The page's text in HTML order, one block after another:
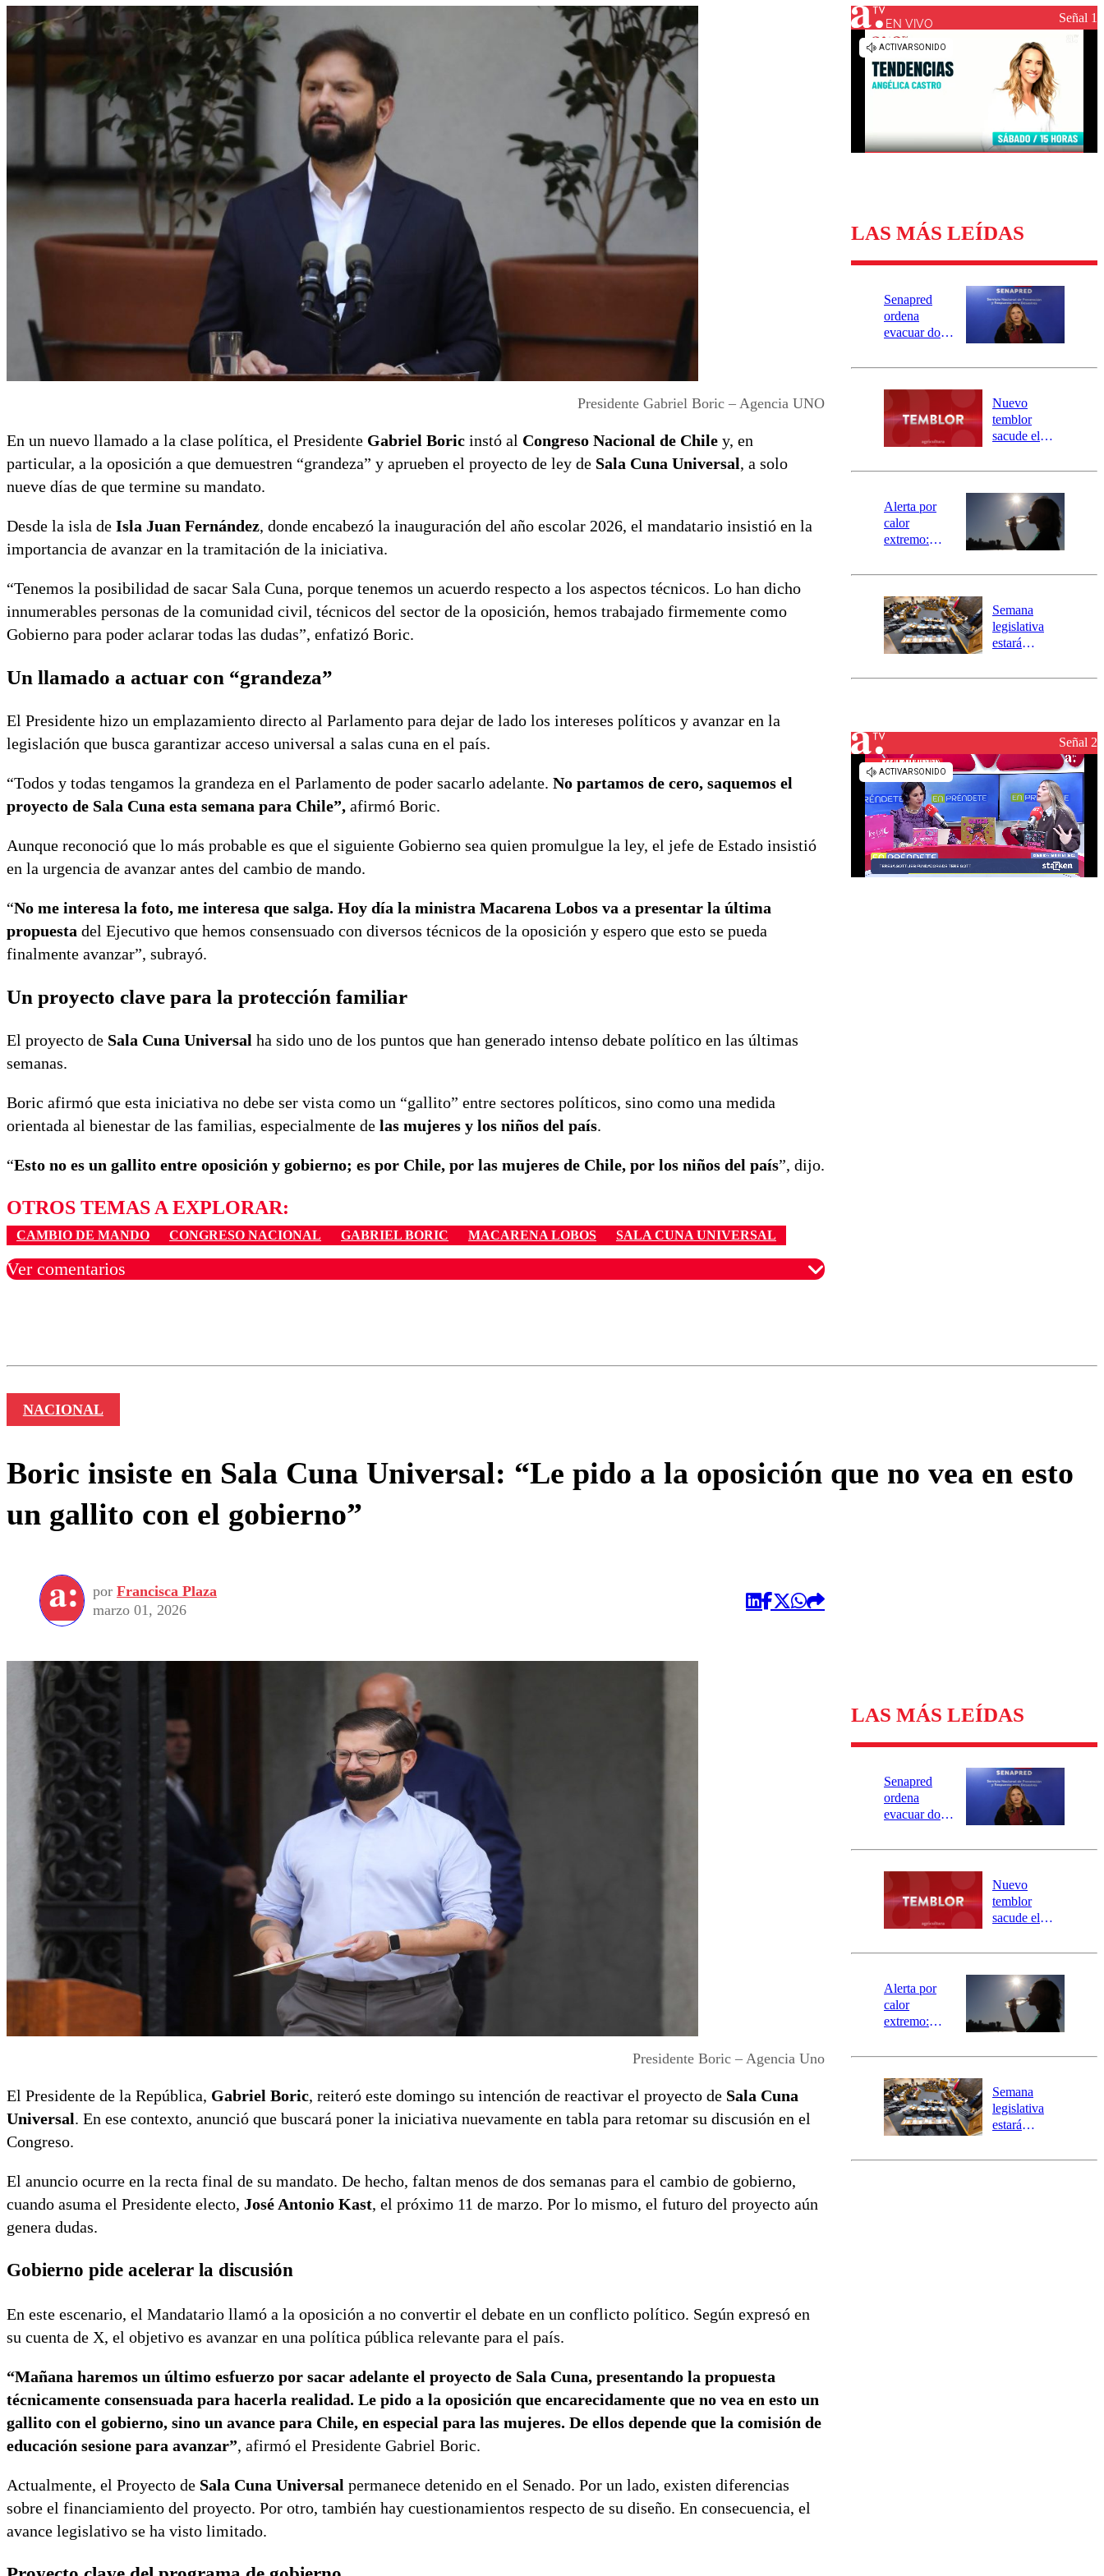
Universidad de Chile
Sustentabilidad
Presidente Gabriel Boric – Agencia UNO
En un nuevo llamado a la clase política, el Presidente Gabriel Boric instó al Congreso Nacional de Chile y, en
particular, a la oposición a que demuestren “grandeza” y aprueben el proyecto de ley de Sala Cuna Universal, a solo
nueve días de que termine su mandato.
Desde la isla de Isla Juan Fernández, donde encabezó la inauguración del año escolar 2026, el mandatario insistió en la
importancia de avanzar en la tramitación de la iniciativa.
“Tenemos la posibilidad de sacar Sala Cuna, porque tenemos un acuerdo respecto a los aspectos técnicos. Lo han dicho
innumerables personas de la comunidad civil, técnicos del sector de la oposición, hemos trabajado firmemente como
Gobierno para poder aclarar todas las dudas”, enfatizó Boric.
Un llamado a actuar con “grandeza”
El Presidente hizo un emplazamiento directo al Parlamento para dejar de lado los intereses políticos y avanzar en la
legislación que busca garantizar acceso universal a salas cuna en el país.
“Todos y todas tengamos la grandeza en el Parlamento de poder sacarlo adelante. No partamos de cero, saquemos el
proyecto de Sala Cuna esta semana para Chile”, afirmó Boric.
Aunque reconoció que lo más probable es que el siguiente Gobierno sea quien promulgue la ley, el jefe de Estado insistió
en la urgencia de avanzar antes del cambio de mando.
“No me interesa la foto, me interesa que salga. Hoy día la ministra Macarena Lobos va a presentar la última
propuesta del Ejecutivo que hemos consensuado con diversos técnicos de la oposición y espero que esto se pueda
finalmente avanzar”, subrayó.
Un proyecto clave para la protección familiar
El proyecto de Sala Cuna Universal ha sido uno de los puntos que han generado intenso debate político en las últimas
semanas.
Boric afirmó que esta iniciativa no debe ser vista como un “gallito” entre sectores políticos, sino como una medida
orientada al bienestar de las familias, especialmente de las mujeres y los niños del país.
“Esto no es un gallito entre oposición y gobierno; es por Chile, por las mujeres de Chile, por los niños del país”, dijo.
OTROS TEMAS A EXPLORAR:
CAMBIO DE MANDO CONGRESO NACIONAL GABRIEL BORIC MACARENA LOBOS SALA CUNA UNIVERSAL
Ver comentarios
EN VIVO Señal 1
LAS MÁS LEÍDAS
Senapred
ordena
evacuar dos
Carahue por
río Damas:
activa
mensajería
SAE
Nuevo
temblor
sacude el
revisa la
epicentro
Alerta por
calor
extremo:
activa Alerta
Preventiva en
tres comunas
Semana
legislativa
estará
el fin de la
reconstrucciónSeñal 2
NACIONAL
Boric insiste en Sala Cuna Universal: “Le pido a la oposición que no vea en esto
un gallito con el gobierno”
por Francisca Plaza
marzo 01, 2026
Presidente Boric – Agencia Uno
El Presidente de la República, Gabriel Boric, reiteró este domingo su intención de reactivar el proyecto de Sala Cuna
Universal. En ese contexto, anunció que buscará poner la iniciativa nuevamente en tabla para retomar su discusión en el
Congreso.
El anuncio ocurre en la recta final de su mandato. De hecho, faltan menos de dos semanas para el cambio de gobierno,
cuando asuma el Presidente electo, José Antonio Kast, el próximo 11 de marzo. Por lo mismo, el futuro del proyecto aún
genera dudas.
Gobierno pide acelerar la discusión
En este escenario, el Mandatario llamó a la oposición a no convertir el debate en un conflicto político. Según expresó en
su cuenta de X, el objetivo es avanzar en una política pública relevante para el país.
“Mañana haremos un último esfuerzo por sacar adelante el proyecto de Sala Cuna, presentando la propuesta
técnicamente consensuada para hacerla realidad. Le pido a la oposición que encarecidamente que no vea en esto un
gallito con el gobierno, sino un avance para Chile, en especial para las mujeres. De ellos depende que la comisión de
educación sesione para avanzar”, afirmó el Presidente Gabriel Boric.
Actualmente, el Proyecto de Sala Cuna Universal permanece detenido en el Senado. Por un lado, existen diferencias
sobre el financiamiento del proyecto. Por otro, también hay cuestionamientos respecto de su diseño. En consecuencia, el
avance legislativo se ha visto limitado.
LAS MÁS LEÍDAS
Senapred
ordena
evacuar dos
Carahue por
río Damas:
activa
mensajería
SAE
Nuevo
temblor
sacude el
revisa la
epicentro
Alerta por
calor
extremo:
activa Alerta
Preventiva en
tres comunas
Semana
legislativa
estará
el fin de la